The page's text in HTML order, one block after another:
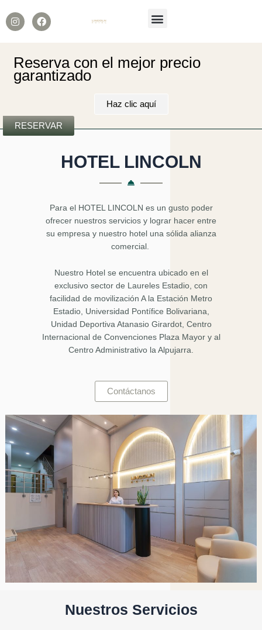
RESERVAR
I
n
g
r
a
F
a
o
o
k
Menú
Reserva con el mejor precio
garantizado
Haz clic aquí
HOTEL LINCOLN
Para el HOTEL LINCOLN es un gusto poder
ofrecer nuestros servicios y lograr hacer entre
su empresa y nuestro hotel una sólida alianza
comercial.
Nuestro Hotel se encuentra ubicado en el
exclusivo sector de Laureles Estadio, con
facilidad de movilización A la Estación Metro
Estadio, Universidad Pontífice Bolivariana,
Unidad Deportiva Atanasio Girardot, Centro
Internacional de Convenciones Plaza Mayor y al
Centro Administrativo la Alpujarra.
Contáctanos
Nuestros Servicios